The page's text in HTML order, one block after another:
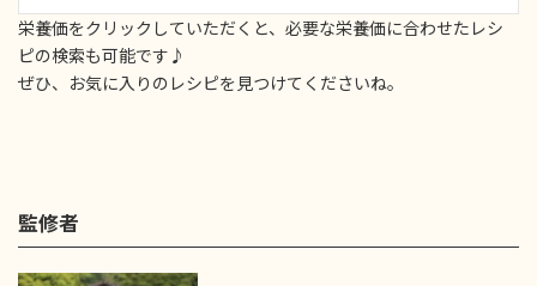
栄養価をクリックしていただくと、必要な栄養価に合わせたレシ
ピの検索も可能です♪
ぜひ、お気に入りのレシピを見つけてくださいね。
監修者